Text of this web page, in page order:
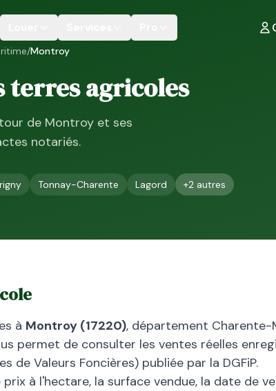
/Montroy
terres agricoles
de Montroy et ses
notariés.
Tonnay-Charente Lagord +2 autres
à Montroy (17220), département Charente-
permet de consulter les ventes réelles
de Valeurs Foncières) publiée par la DGFiP.
à l'hectare, la surface vendue, la date de